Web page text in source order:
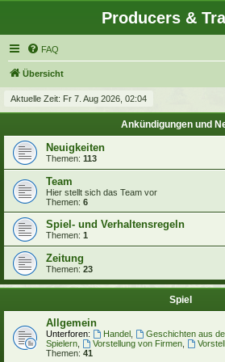
Producers &
FAQ
Übersicht
Aktuelle Zeit: Fr 7. Aug 2026, 02:04
Ankündigungen und
Neuigkeiten
Themen: 113
Team
Hier stellt sich das Team vor
Themen: 6
Spiel- und Verhaltensregeln
Themen: 1
Zeitung
Themen: 23
Spiel
Allgemein
Unterforen: Handel, Geschichten aus
Spielern
Vorstellung von Firmen,
Themen: 41